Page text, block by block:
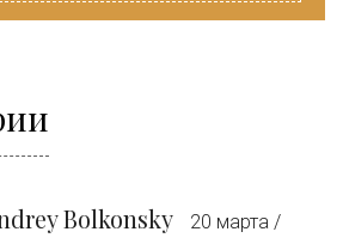
Bolkonsky
20 марта /